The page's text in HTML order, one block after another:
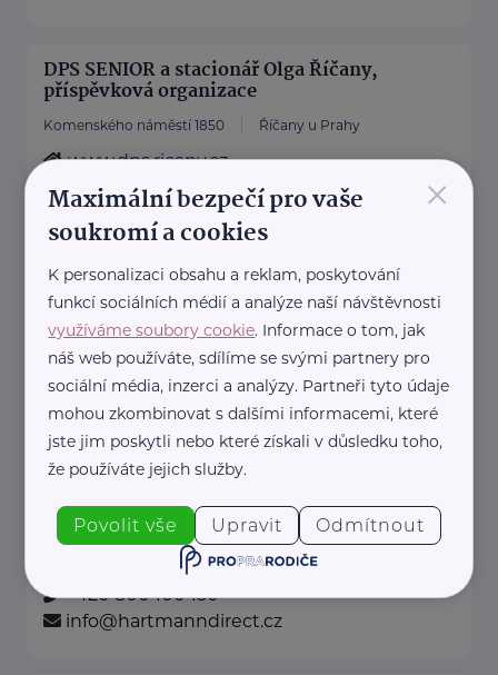
DPS SENIOR a stacionář Olga Říčany,
příspěvková organizace
Komenského náměstí 1850 Říčany u Prahy
www.dps.ricany.cz
+420 323 618 272
stacionar@dps.ricany.cz
HARTMANN – RICO a.s.
Masarykovo nám. 77 Veverská Bítýška
HARTMANN je odborník na
zdravotnické pomůcky a
tradicí.
https://hartmanndirect.com/cs-cz
+420 800 100 150
info@hartmanndirect.cz
×
Maximální bezpečí pro vaše
soukromí a cookies
K personalizaci obsahu a reklam, poskytování
funkcí sociálních médií a analýze naší návštěvnosti
využíváme soubory cookie. Informace o tom, jak
náš web používáte, sdílíme se svými partnery pro
sociální média, inzerci a analýzy. Partneři tyto údaje
mohou zkombinovat s dalšími informacemi, které
jste jim poskytli nebo které získali v důsledku toho,
že používáte jejich služby.
Povolit vše Upravit Odmítnout